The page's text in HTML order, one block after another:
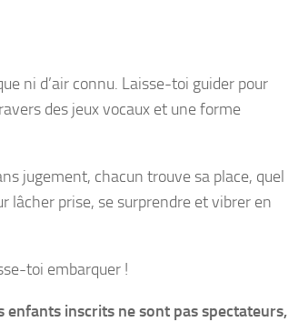
ni d’air connu. Laisse-toi guider pour
des jeux vocaux et une forme
jugement, chacun trouve sa place, quel
lâcher prise, se surprendre et vibrer en
toi embarquer !
inscrits ne sont pas spectateurs,